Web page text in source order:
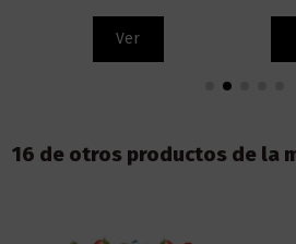
Ver
16 de otros productos de la